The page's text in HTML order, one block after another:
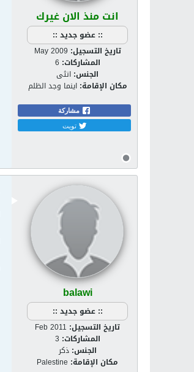
انت منذ الان غيرك
:: عضو جديد ::
تاريخ التسجيل: May 2009
المشاركات: 6
الجنس: انثى
مكان الإقامة: اينما وجد الظلم
مشاركة
تويت
balawi
:: عضو جديد ::
تاريخ التسجيل: Feb 2011
المشاركات: 3
الجنس: ذكر
مكان الإقامة: Palestine